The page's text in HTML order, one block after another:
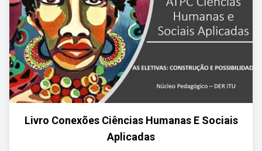
Livro Conexões Ciências Humanas E Sociais
Aplicadas